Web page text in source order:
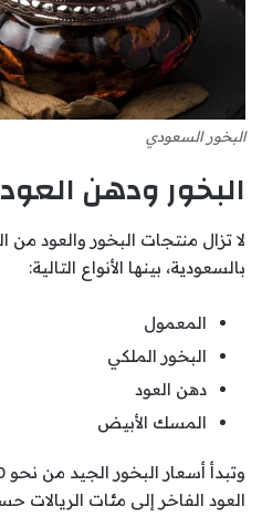
البخور السعودي
البخور ودهن العود
لا تزال منتجات البخور والعود من
بالسعودية، بينها الأنواع التالية:
المعمول
البخور الملكي
دهن العود
المسك الأبيض
العود الفاخر إلى مئات الريالات